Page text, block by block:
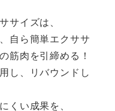
サイズは、
自ら簡単エクササ
筋肉を引締める！
し、リバウンドし
くい成果を、